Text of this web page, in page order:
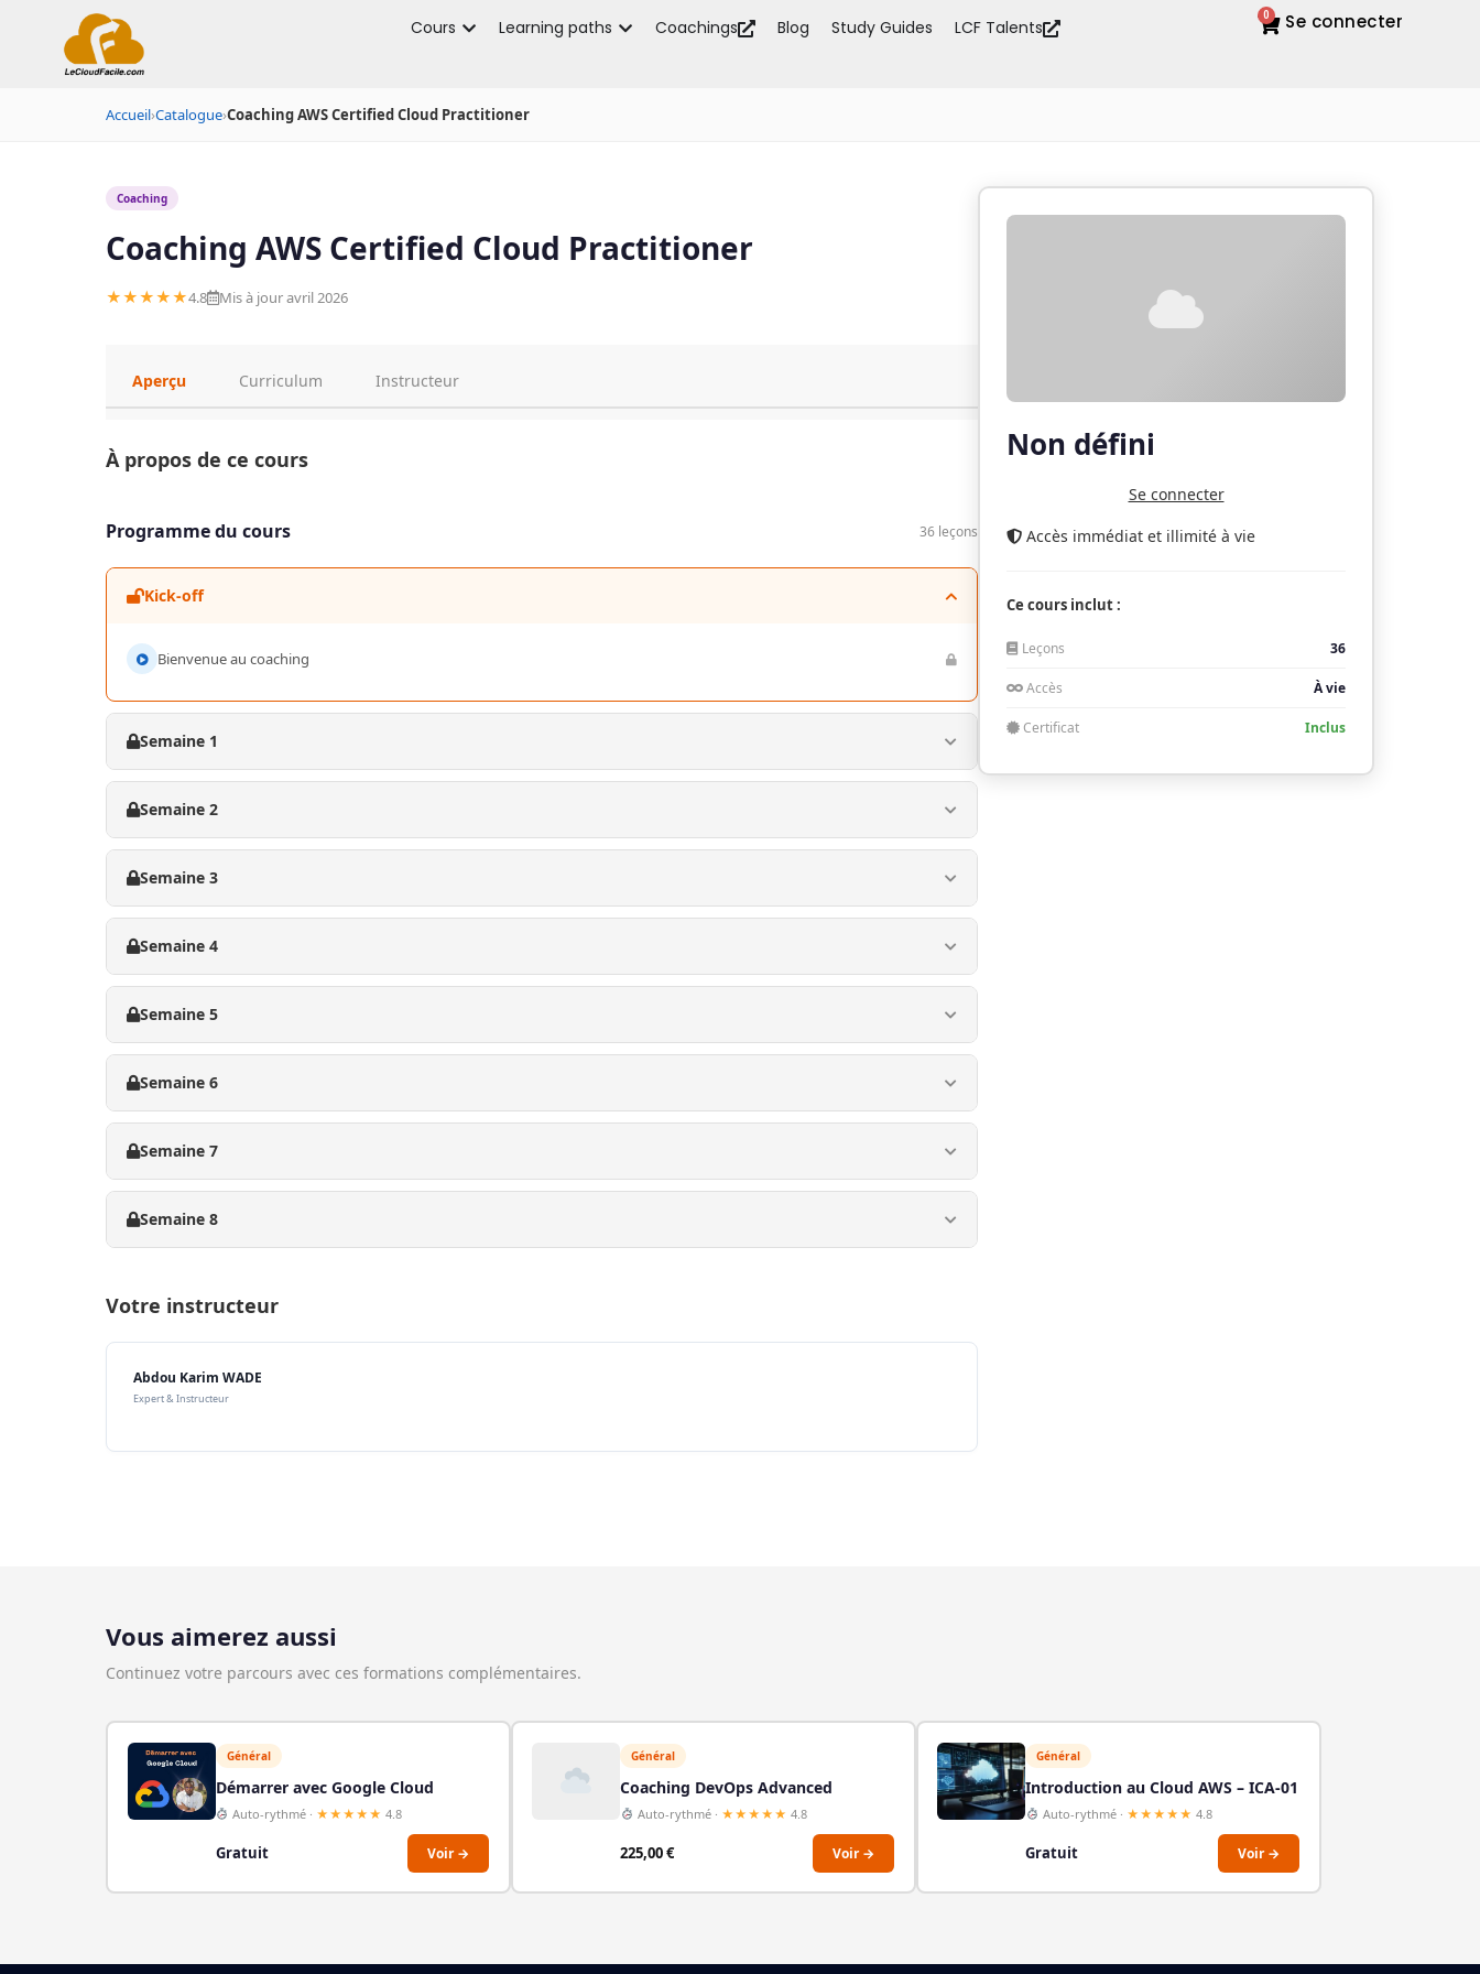
Cours Learning paths Coachings Blog Study Guides LCF Talents
0 Se connecter
Accueil›Catalogue›Coaching AWS Certified Cloud Practitioner
Coaching
Coaching AWS Certified Cloud Practitioner
★★★★★4.8 Mis à jour avril 2026
Aperçu Curriculum Instructeur
À propos de ce cours
Programme du cours 36 leçons
Kick-off
Bienvenue au coaching
Semaine 1
Semaine 2
Semaine 3
Semaine 4
Semaine 5
Semaine 6
Semaine 7
Semaine 8
Votre instructeur
Abdou Karim WADE
Expert & Instructeur
Non défini
Se connecter
Accès immédiat et illimité à vie
Ce cours inclut :
Leçons 36
Accès À vie
Certificat Inclus
Vous aimerez aussi
Continuez votre parcours avec ces formations complémentaires.
Général
Démarrer avec Google Cloud
Auto-rythmé · ★★★★★ 4.8
Gratuit Voir →
Général
Coaching DevOps Advanced
Auto-rythmé · ★★★★★ 4.8
225,00€ Voir →
Général
Introduction au Cloud AWS – ICA-01
Auto-rythmé · ★★★★★ 4.8
Gratuit Voir →